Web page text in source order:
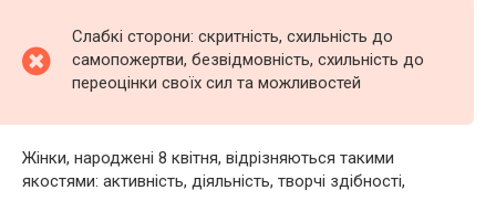
Слабкі сторони: скритність, схильність до
самопожертви, безвідмовність, схильність до
переоцінки своїх сил та можливостей
Жінки, народжені 8 квітня, відрізняються такими
якостями: активність, діяльність, творчі здібності,